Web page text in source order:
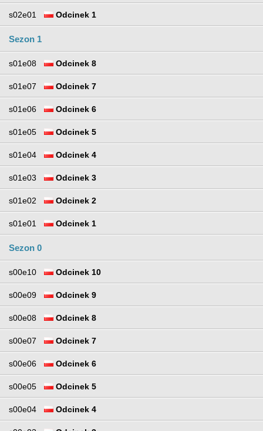
s02e01 Odcinek 1
Sezon 1
s01e08 Odcinek 8
s01e07 Odcinek 7
s01e06 Odcinek 6
s01e05 Odcinek 5
s01e04 Odcinek 4
s01e03 Odcinek 3
s01e02 Odcinek 2
s01e01 Odcinek 1
Sezon 0
s00e10 Odcinek 10
s00e09 Odcinek 9
s00e08 Odcinek 8
s00e07 Odcinek 7
s00e06 Odcinek 6
s00e05 Odcinek 5
s00e04 Odcinek 4